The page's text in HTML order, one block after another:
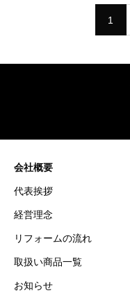
1
会社概要
代表挨拶
経営理念
リフォームの流れ
取扱い商品一覧
お知らせ